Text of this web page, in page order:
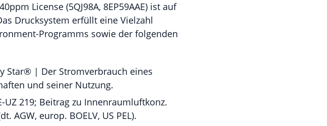
License (5QJ98A, 8EP59AAE) ist auf
Drucksystem erfüllt eine Vielzahl
Programms sowie der folgenden
Star® | Der Stromverbrauch eines
und seiner Nutzung.
UZ 219; Beitrag zu Innenraumluftkonz.
AGW, europ. BOELV, US PEL).